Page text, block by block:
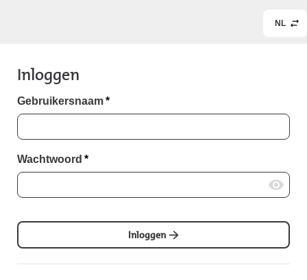
NL
Inloggen
Gebruikersnaam*
Wachtwoord *
Inloggen